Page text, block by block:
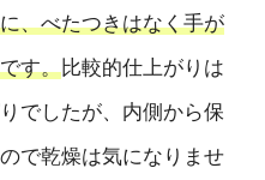
、べたつきはなく手が
す。比較的仕上がりは
でしたが、内側から保
で乾燥は気になりませ